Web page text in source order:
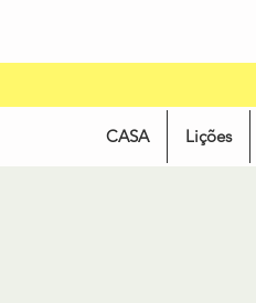
CASA Lições